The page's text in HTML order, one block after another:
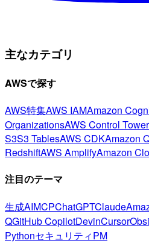
主なカテゴリ
AWSで探す
AWS特集AWS IAMAmazon
OrganizationsAWS Control Tower
S3S3 TablesAWS CDKAmazon
RedshiftAWS AmplifyAmazon
注目のテーマ
生成AIMCPChatGPTClaude
QGitHub CopilotDevinCursor
PythonセキュリティPM